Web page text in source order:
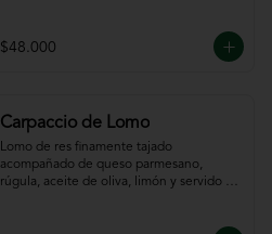
$48.000
Carpaccio de Lomo
Lomo de res finamente tajado
acompañado de queso parmesano,
rúgula, aceite de oliva, limón y servido